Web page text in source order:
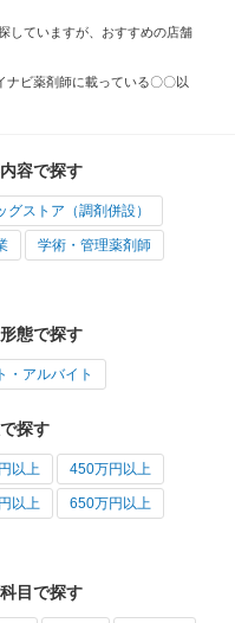
していますが、おすすめの店舗
ナビ薬剤師に載っている〇〇以
容で探す
グストア（調剤併設）
学術・管理薬剤師
態で探す
・アルバイト
探す
以上 450万円以上
以上 650万円以上
目で探す